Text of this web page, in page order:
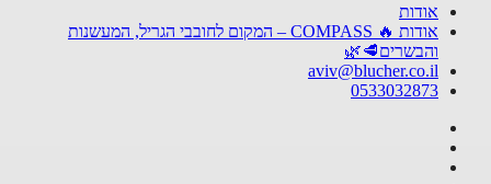
אודות
אודות 🔥 COMPASS – המקום לחובבי הגריל, המעשנות
והבשרים🥩🌿
aviv@blucher.co.il
0533032873